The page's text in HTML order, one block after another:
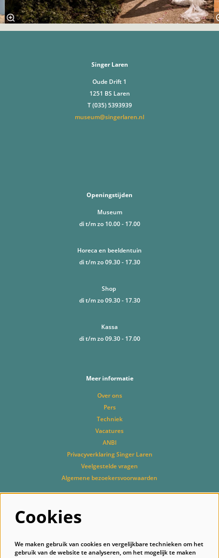
Singer Laren
Oude Drift 1
1251 BS Laren
T (035) 5393939
museum@singerlaren.nl
Openingstijden
Museum
di t/m zo 10.00 - 17.00
Horeca en beeldentuin
di t/m zo 09.30 - 17.30
Shop
di t/m zo 09.30 - 17.30
Kassa
di t/m zo 09.30 - 17.00
Meer informatie
Over ons
Pers
Techniek
Vacatures
ANBI
Privacyverklaring Singer Laren
Veelgestelde vragen
Algemene bezoekersvoorwaarden
Cookies
We maken gebruik van cookies en vergelijkbare technieken om het
gebruik van de website te analyseren, om het mogelijk te maken